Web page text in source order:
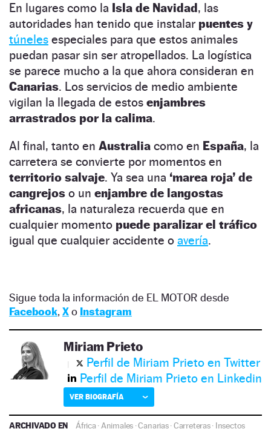
En lugares como la Isla de Navidad, las
autoridades han tenido que instalar puentes y
túneles especiales para que estos animales
puedan pasar sin ser atropellados. La logística
se parece mucho a la que ahora consideran en
Canarias. Los servicios de medio ambiente
vigilan la llegada de estos enjambres
arrastrados por la calima.
Al final, tanto en Australia como en España, la
carretera se convierte por momentos en
territorio salvaje. Ya sea una ‘marea roja’ de
cangrejos o un enjambre de langostas
africanas, la naturaleza recuerda que en
cualquier momento puede paralizar el tráfico
igual que cualquier accidente o avería.
Sigue toda la información de EL MOTOR desde
Facebook, Xo Instagram
Miriam Prieto
Perfil de Miriam Prieto en Twitter
Perfil de Miriam Prieto en Linkedin
VER BIOGRAFÍA
ARCHIVADO EN África·Animales ·Canarias·Carreteras· Insectos